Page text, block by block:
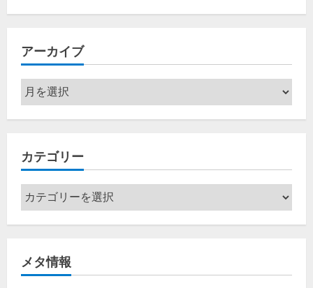
アーカイブ
ア
ー
カ
ブ
カテゴリー
カ
テ
ゴ
ー
メタ情報